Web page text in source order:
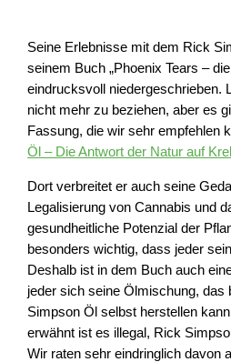
Seine Erlebnisse mit dem Rick
seinem Buch „Phoenix Tears –
eindrucksvoll niedergeschrieben.
nicht mehr zu beziehen, aber es
Fassung, die wir sehr empfehlen
Öl – Die Antwort der Natur auf
Dort verbreitet er auch seine
Legalisierung von Cannabis und
gesundheitliche Potenzial der
besonders wichtig, dass jeder
Deshalb ist in dem Buch auch
jeder sich seine Ölmischung, das
Simpson Öl selbst herstellen
erwähnt ist es illegal, Rick
Wir raten sehr eindringlich davon